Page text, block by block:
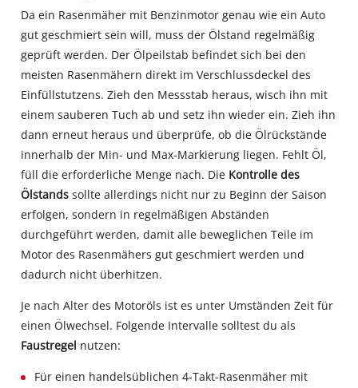
Da ein Rasenmäher mit Benzinmotor genau wie ein Auto
gut geschmiert sein will, muss der Ölstand regelmäßig
geprüft werden. Der Ölpeilstab befindet sich bei den
meisten Rasenmähern direkt im Verschlussdeckel des
Einfüllstutzens. Zieh den Messstab heraus, wisch ihn mit
einem sauberen Tuch ab und setz ihn wieder ein. Zieh ihn
dann erneut heraus und überprüfe, ob die Ölrückstände
innerhalb der Min‐ und Max‐Markierung liegen. Fehlt Öl,
füll die erforderliche Menge nach. Die Kontrolle des
Ölstands sollte allerdings nicht nur zu Beginn der Saison
erfolgen, sondern in regelmäßigen Abständen
durchgeführt werden, damit alle beweglichen Teile im
Motor des Rasenmähers gut geschmiert werden und
dadurch nicht überhitzen.
Je nach Alter des Motoröls ist es unter Umständen Zeit für
einen Ölwechsel. Folgende Intervalle solltest du als
Faustregel nutzen:
Für einen handelsüblichen 4‐Takt‐Rasenmäher mit